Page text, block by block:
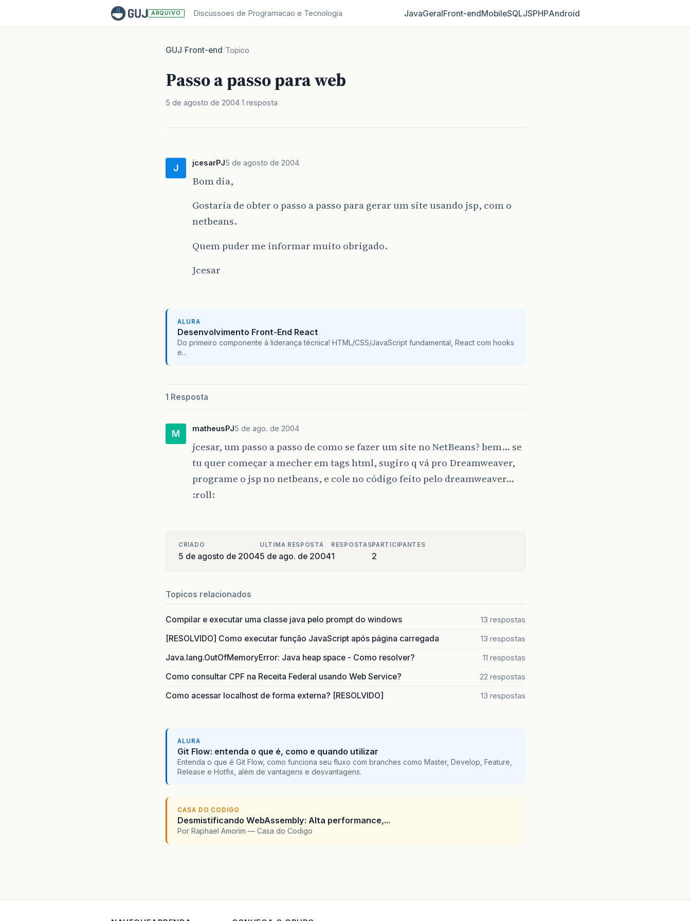
ARQUIVO Discussoes de Programacao e Tecnologia JavaGeralFront‑endMobileSQLJSPHPAndroid
GUJ/Front-end/Topico
Passo a passo para web
5 de agosto de 2004 1 resposta
J jcesarPJ5 de agosto de 2004
Bom dia,
Gostaria de obter o passo a passo para gerar um site usando jsp, com o
netbeans.
Quem puder me informar muito obrigado.
Jcesar
ALURA
Desenvolvimento Front-End React
Do primeiro componente à liderança técnica! HTML/CSS/JavaScript fundamental, React com hooks
e...
1 Resposta
M matheusPJ5 de ago. de 2004
jcesar, um passo a passo de como se fazer um site no NetBeans? bem… se
tu quer começar a mecher em tags html, sugiro q vá pro Dreamweaver,
programe o jsp no netbeans, e cole no código feito pelo dreamweaver…
:roll:
CRIADO
5 de agosto de 2004
ULTIMA RESPOSTA
5 de ago. de 2004
RESPOSTAS
1
PARTICIPANTES
2
Topicos relacionados
Compilar e executar uma classe java pelo prompt do windows 13 respostas
[RESOLVIDO] Como executar função JavaScript após página carregada 13 respostas
Java.lang.OutOfMemoryError: Java heap space - Como resolver? 11 respostas
Como consultar CPF na Receita Federal usando Web Service? 22 respostas
Como acessar localhost de forma externa? [RESOLVIDO] 13 respostas
ALURA
Git Flow: entenda o que é, como e quando utilizar
Entenda o que é Git Flow, como funciona seu fluxo com branches como Master, Develop, Feature,
Release e Hotfix, além de vantagens e desvantagens.
CASA DO CODIGO
Desmistificando WebAssembly: Alta performance,...
Por Raphael Amorim — Casa do Codigo